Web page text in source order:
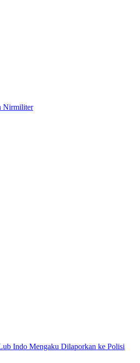
Nirmiliter
Indo Mengaku Dilaporkan ke Polisi